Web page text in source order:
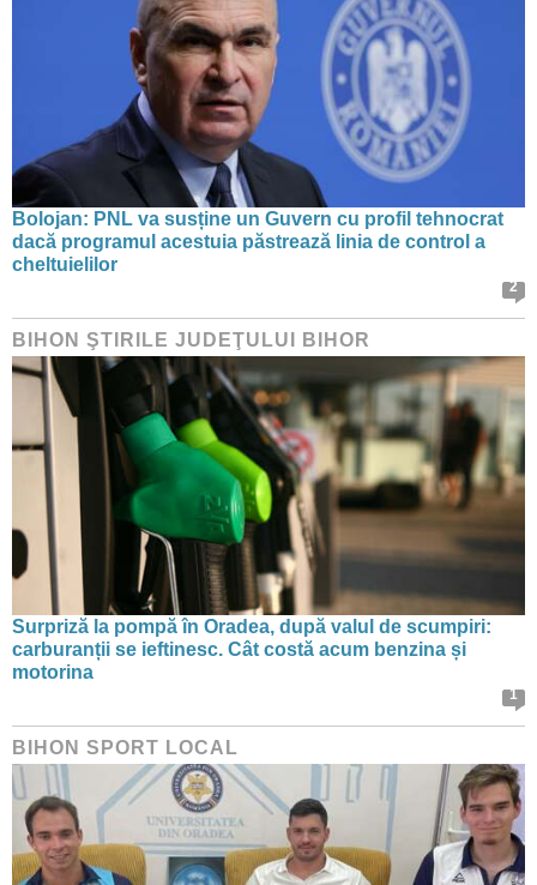
Bolojan: PNL va susține un Guvern cu profil tehnocrat
dacă programul acestuia păstrează linia de control a
cheltuielilor
2
BIHON ŞTIRILE JUDEŢULUI BIHOR
Surpriză la pompă în Oradea, după valul de scumpiri:
carburanții se ieftinesc. Cât costă acum benzina și
motorina
1
BIHON SPORT LOCAL